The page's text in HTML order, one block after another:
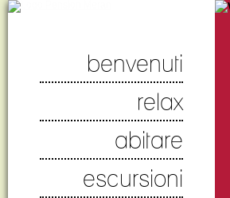
benvenuti
relax
abitare
escursioni